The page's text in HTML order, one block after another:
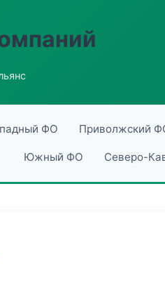
ФО Приволжский
Южный ФО Северо-